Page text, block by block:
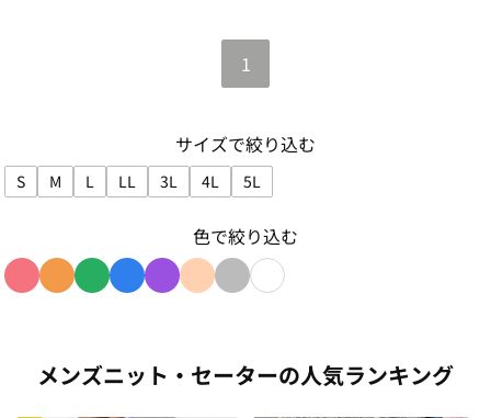
1
サイズで絞り込む
S
サイズで絞り込み: S
M
サイズで絞り込み: M
L
サイズで絞り込み: L
LL
サイズで絞り込み: LL
3L
サイズで絞り込み: 3L
4L
サイズで絞り込み: 4L
5L
サイズで絞り込み: 5L
色で絞り込む
メンズニット・セーターの人気ランキング